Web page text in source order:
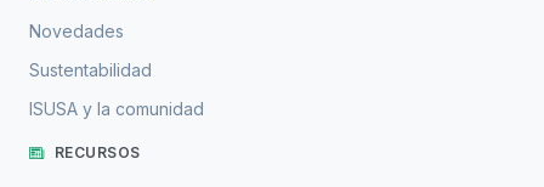
Novedades
Sustentabilidad
ISUSA y la comunidad
RECURSOS